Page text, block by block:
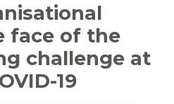
face of the
challenge at
19